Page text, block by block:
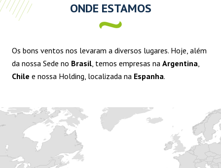
ONDE ESTAMOS
Os bons ventos nos levaram a diversos lugares. Hoje, além
da nossa Sede no Brasil, temos empresas na Argentina,
Chile e nossa Holding, localizada na Espanha.